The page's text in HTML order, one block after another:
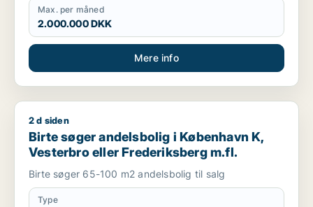
Max. per måned
2.000.000 DKK
Mere info
Birte søger andelsbolig i København K, Vesterbro eller
2 d siden
Birte søger andelsbolig i København K,
Vesterbro eller Frederiksberg m.fl.
Birte søger 65-100 m2 andelsbolig til salg
Type